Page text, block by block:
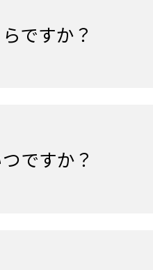
ですか？
ですか？